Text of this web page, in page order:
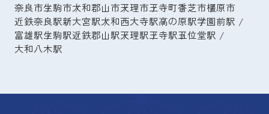
奈良市生駒市大和郡山市天理市王寺町香芝市橿原市
近鉄奈良駅新大宮駅大和西大寺駅高の原駅学園前駅
富雄駅生駒駅近鉄郡山駅天理駅王寺駅五位堂駅
大和八木駅